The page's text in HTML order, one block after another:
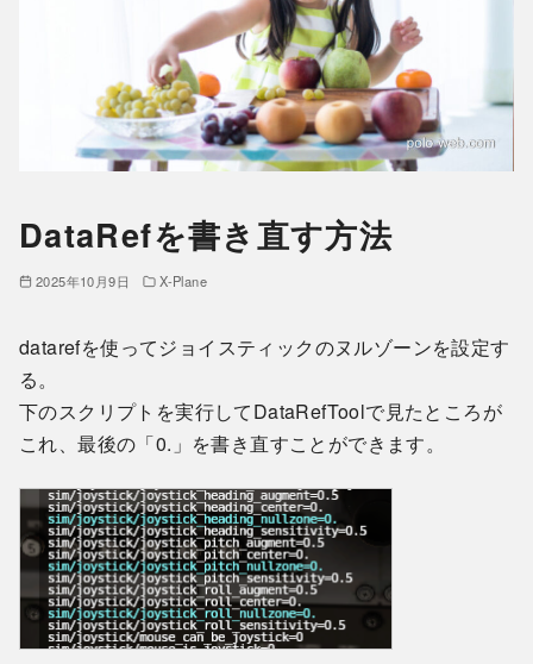
DataRefを書き直す方法
2025年10月9日 X-Plane
datarefを使ってジョイスティックのヌルゾーンを設定す
る。
下のスクリプトを実行してDataRefToolで見たところが
これ、最後の「0.」を書き直すことができます。